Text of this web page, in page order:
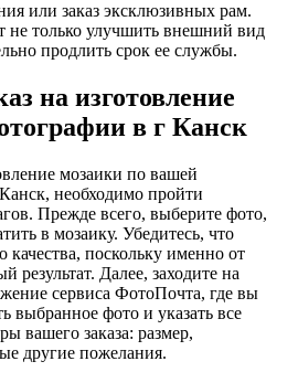
или заказ эксклюзивных рам.
не только улучшить внешний вид
продлить срок ее службы.
на изготовление
в г Канск
мозаики по вашей
необходимо пройти
Прежде всего, выберите фото,
в мозаику. Убедитесь, что
качества, поскольку именно от
результат. Далее, заходите на
сервиса ФотоПочта, где вы
выбранное фото и указать все
вашего заказа: размер,
другие пожелания.